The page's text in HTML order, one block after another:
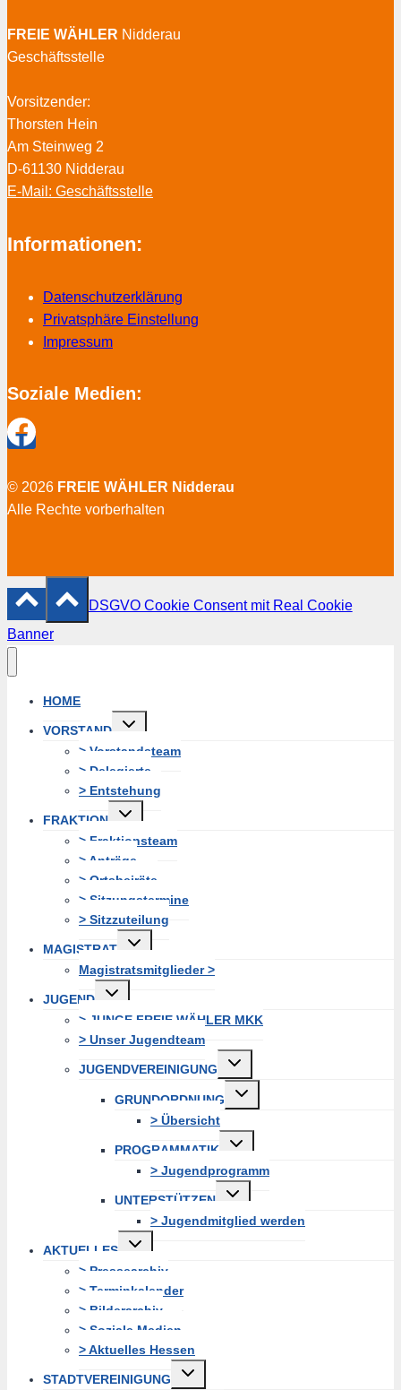
FREIE WÄHLER Nidderau
Geschäftsstelle
Vorsitzender:
Thorsten Hein
Am Steinweg 2
D-61130 Nidderau
E-Mail: Geschäftsstelle
Informationen:
Datenschutzerklärung
Privatsphäre Einstellung
Impressum
Soziale Medien:
© 2026 FREIE WÄHLER Nidderau
Alle Rechte vorberhalten
DSGVO Cookie Consent mit Real Cookie
Banner
HOME
VORSTAND
Untermenü
erweitern
> Vorstandsteam
> Delegierte
> Entstehung
FRAKTION
Untermenü
erweitern
> Fraktionsteam
> Anträge
> Ortsbeiräte
> Sitzungstermine
> Sitzzuteilung
MAGISTRAT
Untermenü
erweitern
Magistratsmitglieder >
JUGEND
Untermenü
erweitern
> JUNGE FREIE WÄHLER MKK
> Unser Jugendteam
JUGENDVEREINIGUNG
Untermenü
erweitern
GRUNDORDNUNG
Untermenü
erweitern
> Übersicht
PROGRAMMATIK
Untermenü
erweitern
> Jugendprogramm
UNTERSTÜTZEN
Untermenü
erweitern
> Jugendmitglied werden
AKTUELLES
Untermenü
erweitern
> Pressearchiv
> Terminkalender
> Bilderarchiv
> Soziale Medien
> Aktuelles Hessen
STADTVEREINIGUNG
Untermenü
erweitern